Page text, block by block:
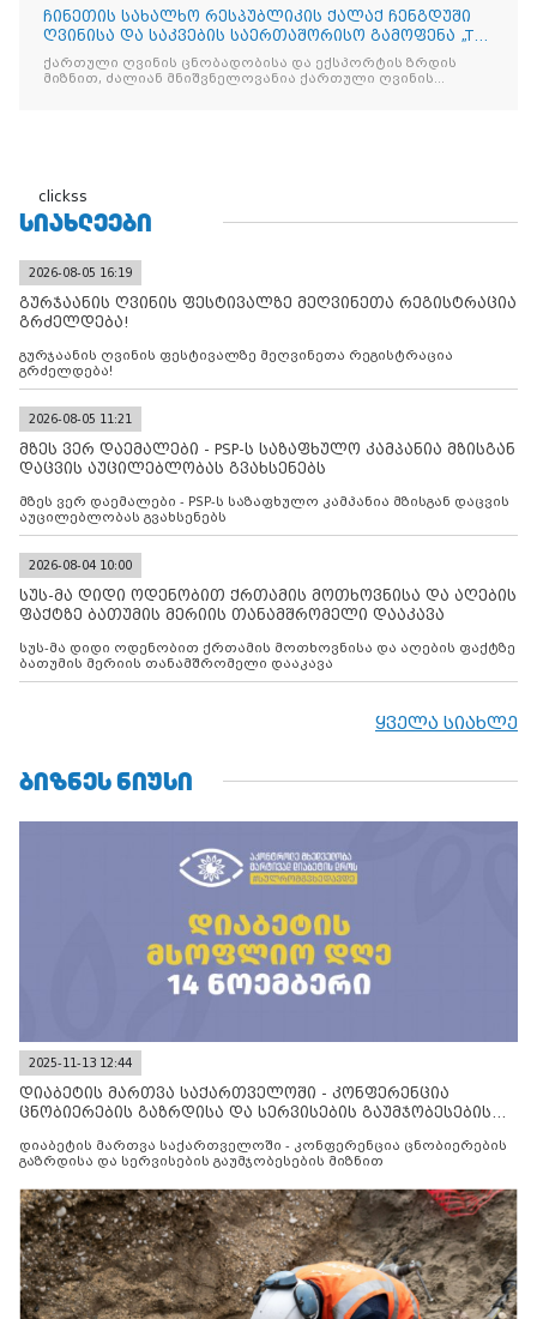
ჩინეთის სახალხო რესპუბლიკის ქალაქ ჩენგდუში
ღვინისა და საკვების საერთაშორისო გამოფენა „The
China Food
ქართული ღვინის ცნობადობისა და ექსპორტის ზრდის
მიზნით, ძალიან მნიშვნელოვანია ქართული ღვინის
clickss
ᲡᲘᲐᲮᲚᲔᲔᲑᲘ
2026-08-05 16:19
გურჯაანის ღვინის ფესტივალზე მეღვინეთა რეგისტრაცია
გრძელდება!
გურჯაანის ღვინის ფესტივალზე მეღვინეთა რეგისტრაცია
გრძელდება!
2026-08-05 11:21
მზეს ვერ დაემალები - PSP-ს საზაფხულო კამპანია მზისგან
დაცვის აუცილებლობას გვახსენებს
მზეს ვერ დაემალები - PSP-ს საზაფხულო კამპანია მზისგან დაცვის
აუცილებლობას გვახსენებს
2026-08-04 10:00
სუს-მა დიდი ოდენობით ქრთამის მოთხოვნისა და აღების
ფაქტზე ბათუმის მერიის თანამშრომელი დააკავა
სუს-მა დიდი ოდენობით ქრთამის მოთხოვნისა და აღების ფაქტზე
ბათუმის მერიის თანამშრომელი დააკავა
ყველა სიახლე
ᲑᲘᲖᲜᲔᲡ ᲜᲘᲣᲡᲘ
2025-11-13 12:44
დიაბეტის მართვა საქართველოში - კონფერენცია
ცნობიერების გაზრდისა და სერვისების გაუმჯობესების
დიაბეტის მართვა საქართველოში - კონფერენცია ცნობიერების
გაზრდისა და სერვისების გაუმჯობესების მიზნით